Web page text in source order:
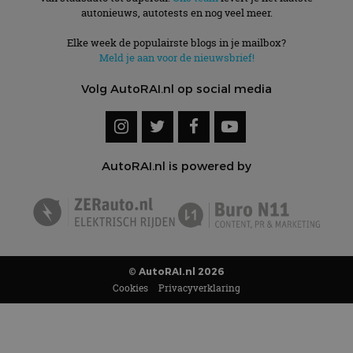
autonieuws, autotests en nog veel meer.
Elke week de populairste blogs in je mailbox?
Meld je aan voor de nieuwsbrief!
Volg AutoRAI.nl op social media
AutoRAI.nl is powered by
© AutoRAI.nl 2026
Cookies Privacyverklaring